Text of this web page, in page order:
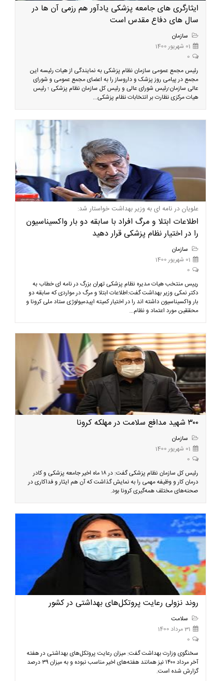
ایثارگری های جامعه پزشکی یادآور هم رزمی آن ها در
سال های دفاع مقدس است
سازمان
01 شهریور 1400
0
رئیس مجمع عمومی سازمان نظام پزشکی به نمایندگی از هیات رئیسه این
مجمع در پیامی روز پزشک و داروساز را به اعضای مجمع عمومی و شورای
عالی سازمان؛رئیس شورای عالی و رئیس کل سازمان نظام پزشکی ؛ رئیس
هیات مرکزی نظارت بر انتخابات نظام پزشکی...
علویان در نامه ای به وزیر بهداشت خواستار شد:
اطلاعات ابتلا و مرگ افراد با سابقه دو بار واکسیناسیون
را در اختیار نظام پزشکی قرار دهيد
سازمان
01 شهریور 1400
0
رییس منتخب هيات مدیره نظام پزشکی تهران بزرگ در نامه ای خطاب به
دکتر نمکی وزیر بهداشت گفت:اطلاعات ابتلا و مرگ در مواردی که سابقه دو
بار واکسیناسیون داشته اند را در اختیار کمیته اپیدمیولوژی ستاد ملی کرونا و
محققین مورد اعتماد و نظام...
۳۰۰ شهید مدافع سلامت در مهلکه کرونا
سازمان
01 شهریور 1400
0
رئیس کل سازمان نظام پزشکی گفت: در ۱۸ ماه اخیر جامعه پزشکی و کادر
درمان کار و وظیفه مهمی را به نمایش گذاشت که آن هم ایثار و فداکاری در
صحنه‌های مختلف همه‌گیری کرونا بود.
روند نزولی رعایت پروتکل‌های بهداشتی در کشور
سلامت
31 مرداد 1400
0
سخنگوی وزارت بهداشت گفت: میزان رعایت پروتکل‌های بهداشتی در هفته
آخر مرداد ۱۴۰۰ نیز همانند هفته‌های اخیر مناسب نبوده و به میزان ۳۹ درصد
گزارش شده است.